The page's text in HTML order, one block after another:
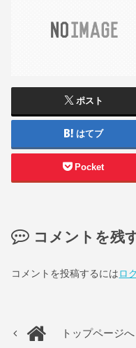
ポスト
はてブ
Pocket
コメントを残
コメントを投稿するにはロ
トップページへ